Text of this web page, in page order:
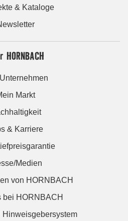
& Kataloge
HORNBACH
Markt
& Karriere
Medien
von HORNBACH
bei HORNBACH
Hinweisgebersystem